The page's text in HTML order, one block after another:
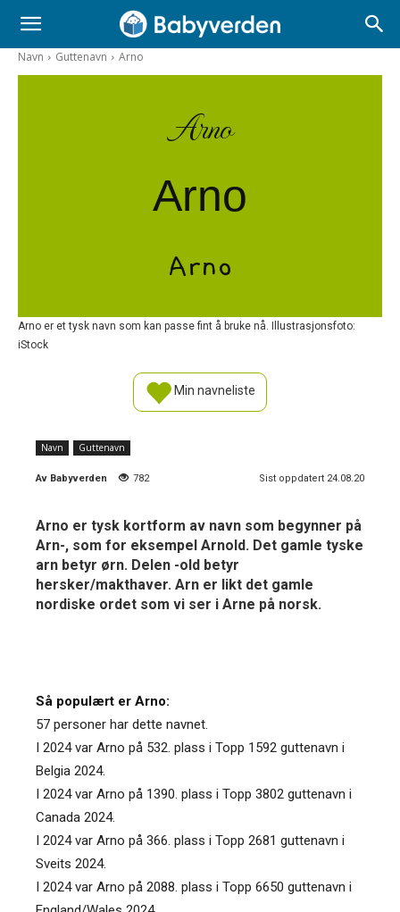
Navn Guttenavn Arno
Arno
Arno
Arno
Arno er et tysk navn som kan passe fint å bruke nå. Illustrasjonsfoto:
iStock
Min navneliste
Navn Guttenavn
Av Babyverden 782 Sist oppdatert 24.08.20
Arno er tysk kortform av navn som begynner på
Arn-, som for eksempel Arnold. Det gamle tyske
arn betyr ørn. Delen -old betyr
hersker/makthaver. Arn er likt det gamle
nordiske ordet som vi ser i Arne på norsk.
Så populært er Arno:
57 personer har dette navnet.
I 2024 var Arno på 532. plass i Topp 1592 guttenavn i
Belgia 2024.
I 2024 var Arno på 1390. plass i Topp 3802 guttenavn i
Canada 2024.
I 2024 var Arno på 366. plass i Topp 2681 guttenavn i
Sveits 2024.
I 2024 var Arno på 2088. plass i Topp 6650 guttenavn i